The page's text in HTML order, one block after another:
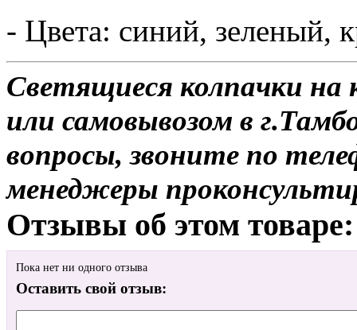
- Цвета: синий, зеленый,
Светящиеся колпачки на
или самовывозом в
вопросы, звоните по
менеджеры
Отзывы об этом товаре:
Пока нет ни одного отзыва
Оставить свой отзыв: